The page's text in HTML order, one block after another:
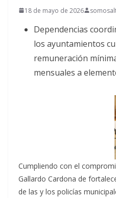
18 de mayo de 2026
Dependencias
los ayuntamientos
remuneración
mensuales a
Cumpliendo con el
Gallardo Cardona de
de las y los policías